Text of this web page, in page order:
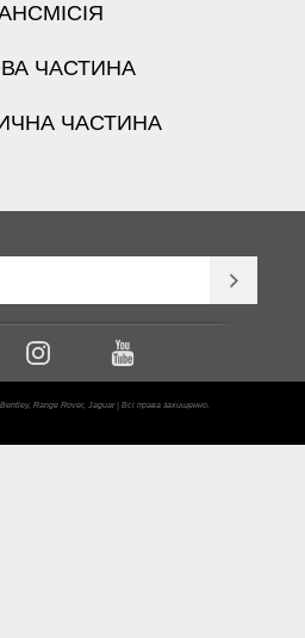
ЧАСТИНА
ЧАСТИНА
Range Rover, Jaguar | Всі права захищенно.